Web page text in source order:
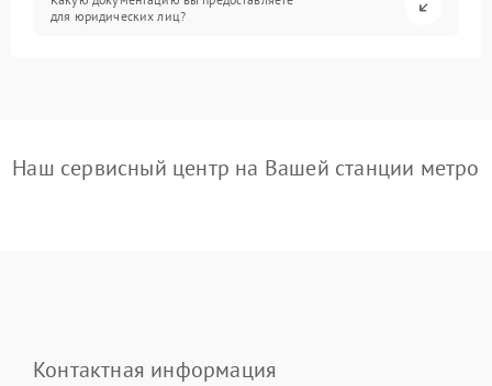
для юридических лиц?
Наш сервисный центр на Вашей станции метро
Контактная информация